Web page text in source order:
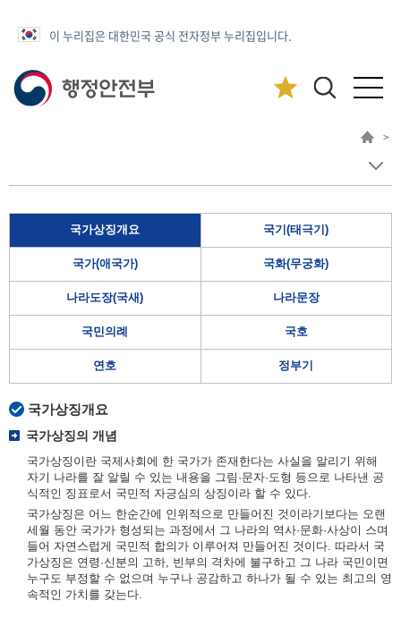
이 누리집은 대한민국 공식 전자정부 누리집입니다.
>
국가상징개요 국기(태극기)
국가(애국가) 국화(무궁화)
나라도장(국새) 나라문장
국민의례 국호
연호 정부기
국가상징개요
국가상징의 개념
국가상징이란 국제사회에 한 국가가 존재한다는 사실을 알리기 위해
자기 나라를 잘 알릴 수 있는 내용을 그림·문자·도형 등으로 나타낸 공
식적인 징표로서 국민적 자긍심의 상징이라 할 수 있다.
국가상징은 어느 한순간에 인위적으로 만들어진 것이라기보다는 오랜
세월 동안 국가가 형성되는 과정에서 그 나라의 역사·문화·사상이 스며
들어 자연스럽게 국민적 합의가 이루어져 만들어진 것이다. 따라서 국
가상징은 연령·신분의 고하, 빈부의 격차에 불구하고 그 나라 국민이면
누구도 부정할 수 없으며 누구나 공감하고 하나가 될 수 있는 최고의 영
속적인 가치를 갖는다.